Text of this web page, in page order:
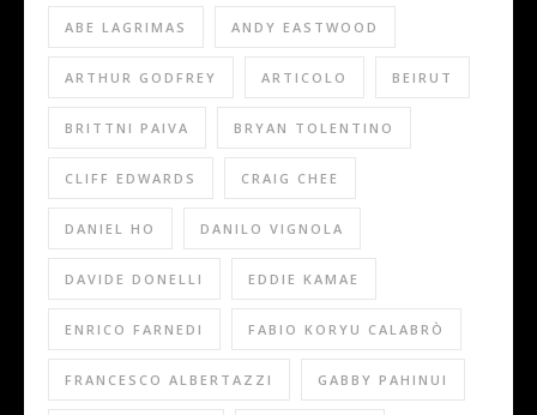
ABE LAGRIMAS ANDY EASTWOOD
ARTHUR GODFREY ARTICOLO BEIRUT
BRITTNI PAIVA BRYAN TOLENTINO
CLIFF EDWARDS CRAIG CHEE
DANIEL HO DANILO VIGNOLA
DAVIDE DONELLI EDDIE KAMAE
ENRICO FARNEDI FABIO KORYU CALABRÒ
FRANCESCO ALBERTAZZI GABBY PAHINUI